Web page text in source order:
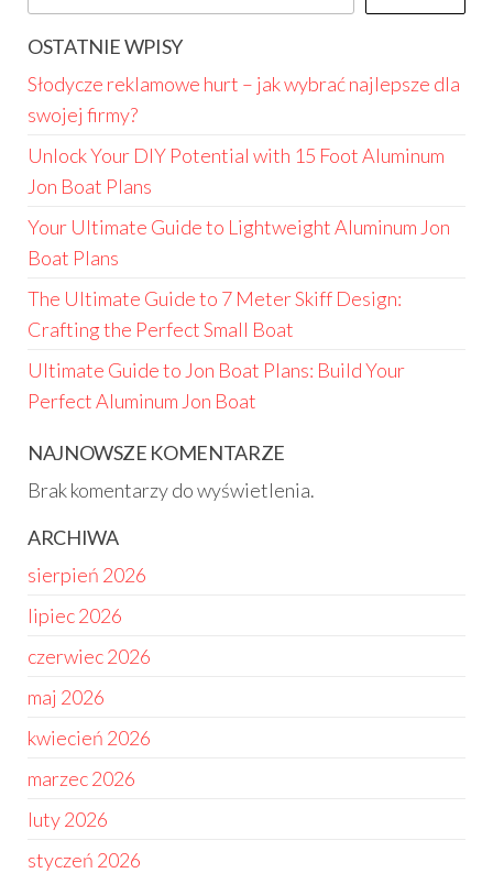
OSTATNIE WPISY
Słodycze reklamowe hurt – jak wybrać najlepsze dla
swojej firmy?
Unlock Your DIY Potential with 15 Foot Aluminum
Jon Boat Plans
Your Ultimate Guide to Lightweight Aluminum Jon
Boat Plans
The Ultimate Guide to 7 Meter Skiff Design:
Crafting the Perfect Small Boat
Ultimate Guide to Jon Boat Plans: Build Your
Perfect Aluminum Jon Boat
NAJNOWSZE KOMENTARZE
Brak komentarzy do wyświetlenia.
ARCHIWA
sierpień 2026
lipiec 2026
czerwiec 2026
maj 2026
kwiecień 2026
marzec 2026
luty 2026
styczeń 2026